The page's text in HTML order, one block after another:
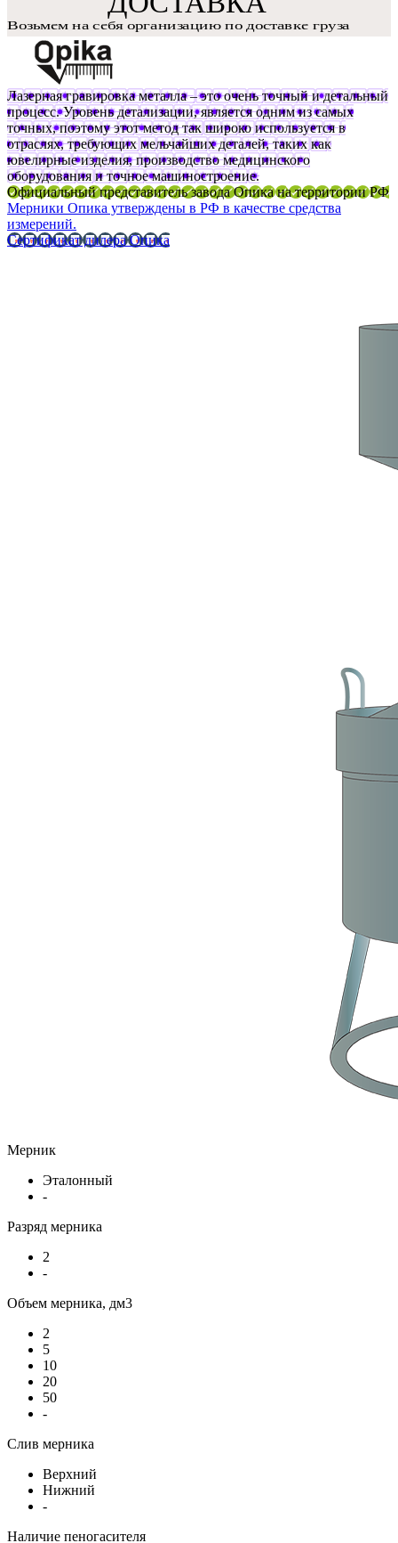
Лазерная гравировка металла – это очень точный и детальный
процесс. Уровень детализации, является одним из самых
точных, поэтому этот метод так широко используется в
отраслях, требующих мельчайших деталей, таких как
ювелирные изделия, производство медицинского
оборудования и точное машиностроение.
Официальный представитель завода Опика на территории РФ
Мерники Опика утверждены в РФ в качестве средства
измерений.
Сертификат дилера Опика
Мерник
Эталонный
-
Разряд мерника
2
-
Объем мерника, дм3
2
5
10
20
50
-
Слив мерника
Верхний
Нижний
-
Наличие пеногасителя